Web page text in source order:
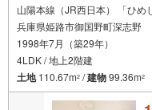
山陽本線（JR西日本） 「ひめ
兵庫県姫路市御国野町深志野
1998年7月（築29年）
4LDK / 地上2階建
土地110.67m2 /建物99.36m2